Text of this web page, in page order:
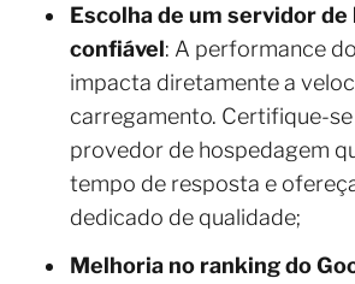
Escolha de um servidor de
confiável: A performance
impacta diretamente a
carregamento. Certifique-
provedor de hospedagem
tempo de resposta e
dedicado de qualidade;
Melhoria no ranking do